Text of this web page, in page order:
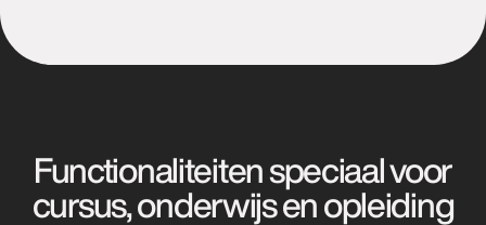
Functionaliteiten speciaal voor
cursus, onderwijs en opleiding